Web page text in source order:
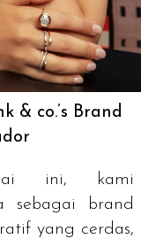
& co.’s Brand
ini, kami
sebagai
brand
yang cerdas,